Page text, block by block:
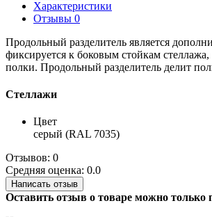
Характеристики
Отзывы 0
Продольный разделитель является
фиксируется к боковым стойкам
полки. Продольный разделитель делит
Стеллажи
Цвет
серый (RAL 7035)
Отзывов: 0
Средняя оценка: 0.0
Написать отзыв
Оставить отзыв о товаре можно